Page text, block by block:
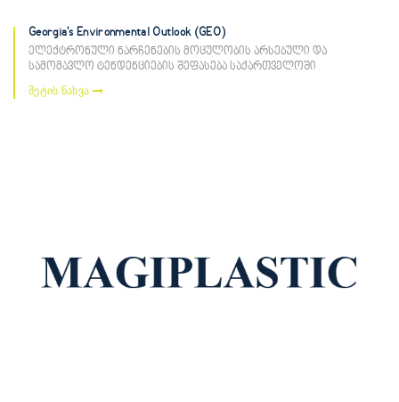
Georgia's Environmental Outlook (GEO)
ელექტრონული ნარჩენების მოცულობის არსებული და
სამომავლო ტენდენციების შეფასება საქართველოში
მეტის ნახვა